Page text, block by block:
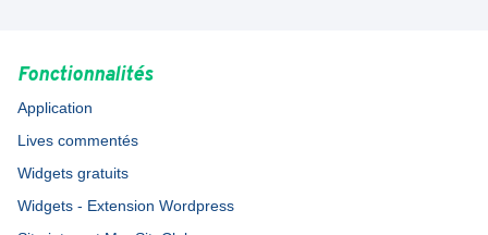
Fonctionnalités
Application
Lives commentés
Widgets gratuits
Widgets - Extension Wordpress